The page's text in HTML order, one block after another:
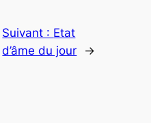
Suivant : Etat
d’âme du jour
→